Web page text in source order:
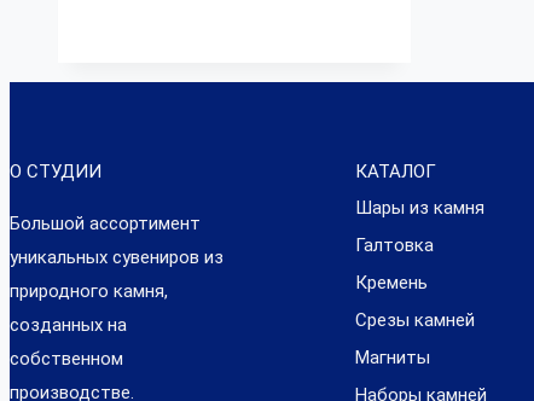
О СТУДИИ
Большой ассортимент
уникальных сувениров из
природного камня,
созданных на
собственном
производстве.
КАТАЛОГ
Шары из камня
Галтовка
Кремень
Срезы камней
Магниты
Наборы камней